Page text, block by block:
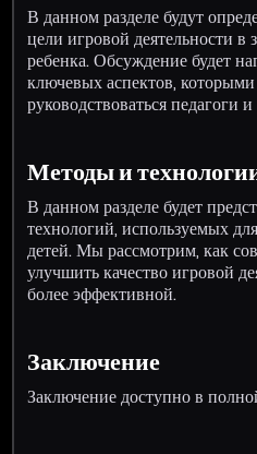
В данном разделе будут
цели игровой деятельности в
ребенка. Обсуждение будет
ключевых аспектов,
руководствоваться педагоги
Методы и
В данном разделе будет
технологий, используемых
детей. Мы рассмотрим, как
улучшить качество игровой
более эффективной.
Заключение
Заключение доступно в